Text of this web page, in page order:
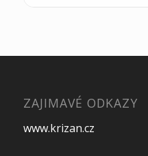
ZAJIMAVÉ ODKAZY
www.krizan.cz